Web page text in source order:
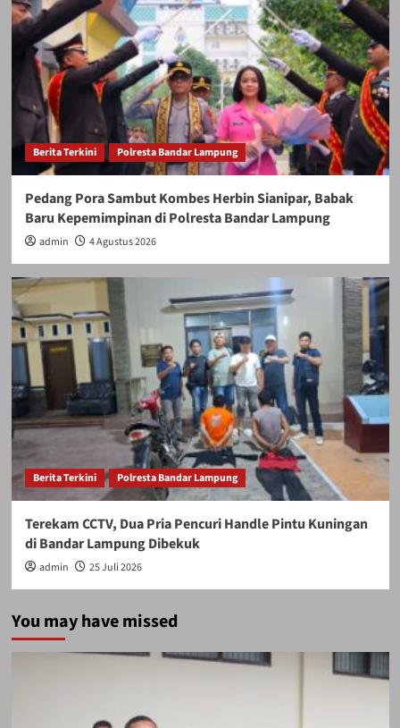
Berita Terkini Polresta Bandar Lampung
Pedang Pora Sambut Kombes Herbin Sianipar, Babak
Baru Kepemimpinan di Polresta Bandar Lampung
admin 4 Agustus 2026
Berita Terkini Polresta Bandar Lampung
Terekam CCTV, Dua Pria Pencuri Handle Pintu Kuningan
di Bandar Lampung Dibekuk
admin 25 Juli 2026
You may have missed